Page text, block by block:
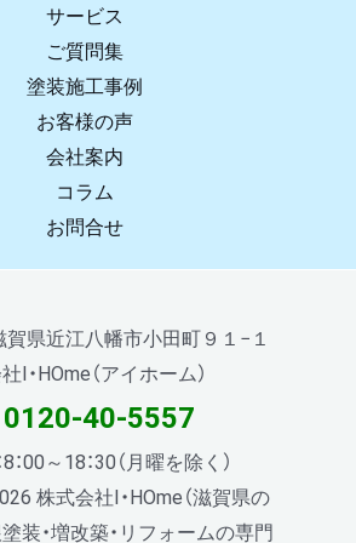
サービス
ご質問集
塗装施工事例
お客様の声
会社案内
コラム
お問合せ
県近江八幡市小田町９１−１
I・HOme（アイホーム）
0120-40-5557
：00～18：30（月曜を除く）
株式会社I・HOme（滋賀県の
装・増改築・リフォームの専門